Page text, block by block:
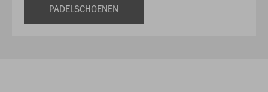
PADELSCHOENEN